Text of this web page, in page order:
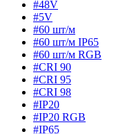
#48V
#5V
#60 шт/м
#60 шт/м IP65
#60 шт/м RGB
#CRI 90
#CRI 95
#CRI 98
#IP20
#IP20 RGB
#IP65